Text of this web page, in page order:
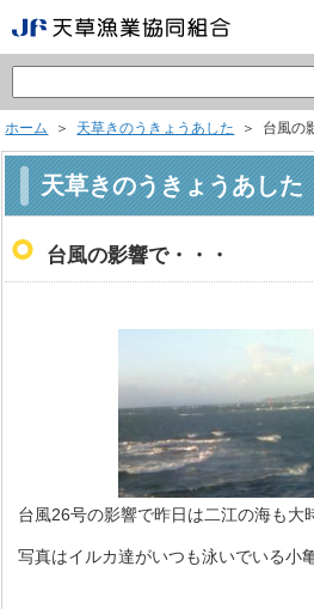
ホーム ＞ 天草きのうきょうあした ＞ 台風の
天草きのうきょうあした
台風の影響で・・・
台風26号の影響で昨日は二江の海も大
写真はイルカ達がいつも泳いでいる小